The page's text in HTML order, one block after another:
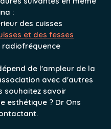
:
des cuisses
et des fesses
radiofréquence
de l'ampleur de la
avec d'autres
souhaitez savoir
esthétique ? Dr Ons